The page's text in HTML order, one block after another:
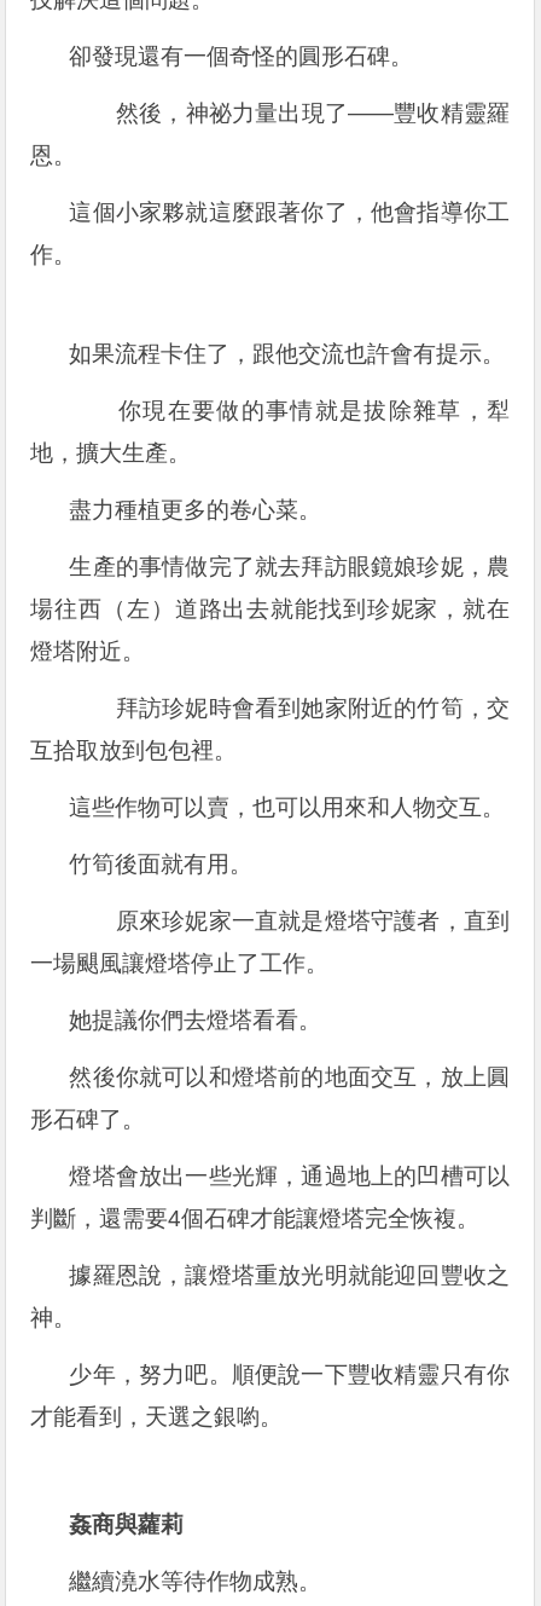
卻發現還有一個奇怪的圓形石碑。
然後，神祕力量出現了——豐收精靈羅
恩。
這個小家夥就這麼跟著你了，他會指導你工
作。
如果流程卡住了，跟他交流也許會有提示。
你現在要做的事情就是拔除雜草，犁
地，擴大生產。
盡力種植更多的卷心菜。
生產的事情做完了就去拜訪眼鏡娘珍妮，農
場往西（左）道路出去就能找到珍妮家，就在
燈塔附近。
拜訪珍妮時會看到她家附近的竹筍，交
互拾取放到包包裡。
這些作物可以賣，也可以用來和人物交互。
竹筍後面就有用。
原來珍妮家一直就是燈塔守護者，直到
一場颶風讓燈塔停止了工作。
她提議你們去燈塔看看。
然後你就可以和燈塔前的地面交互，放上圓
形石碑了。
燈塔會放出一些光輝，通過地上的凹槽可以
判斷，還需要4個石碑才能讓燈塔完全恢複。
據羅恩說，讓燈塔重放光明就能迎回豐收之
神。
少年，努力吧。順便說一下豐收精靈只有你
才能看到，天選之銀喲。
姦商與蘿莉
繼續澆水等待作物成熟。